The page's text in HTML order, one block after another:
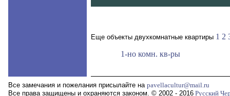
Еще объекты двухкомнатные квартиры 1 2
1-но комн. кв-ры
Все замечания и пожелания присылайте на pavellacultur@mail.ru
Все права защищены и охраняются законом. © 2002 - 2016 Русский